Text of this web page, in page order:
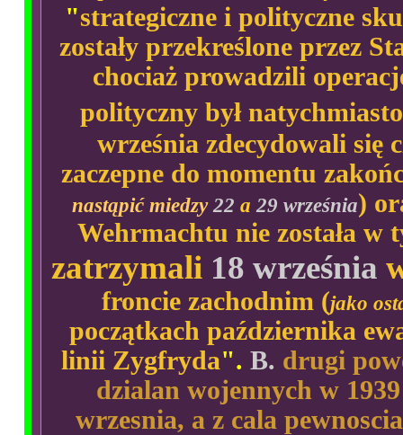
"strategiczne i polityczne
zostały przekreślone przez
chociaż prowadzili
polityczny był
września zdecydowali się
zaczepne do momentu
nastąpić miedzy22 a29 września)
Wehrmachtu nie została w
zatrzymali 18 września
froncie zachodnim (jako
początkach października
linii Zygfryda". B. drugi
dzialan wojennych w
wrzesnia, a z cala pewnoscia